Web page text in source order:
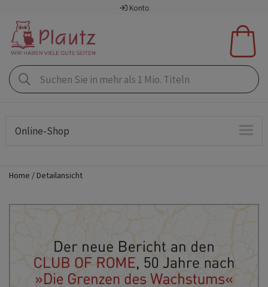
Konto
Online-Shop
Home Detailansicht